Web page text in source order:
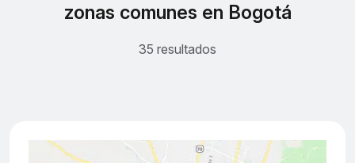
zonas comunes en Bogotá
35 resultados